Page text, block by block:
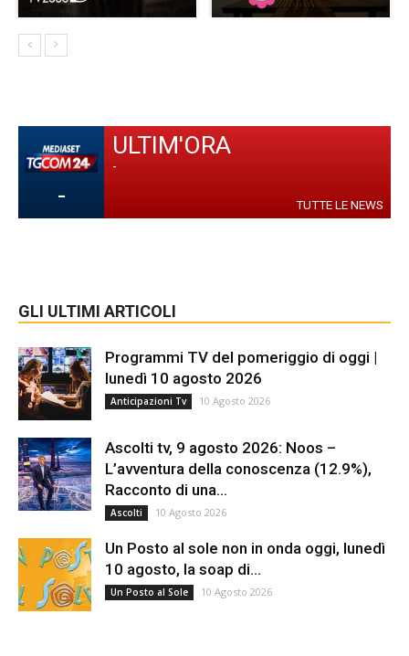
-
ULTIM'ORA
-
TUTTE LE NEWS
GLI ULTIMI ARTICOLI
Programmi TV del pomeriggio di oggi |
lunedì 10 agosto 2026
Anticipazioni Tv 10 Agosto 2026
Ascolti tv, 9 agosto 2026: Noos –
L’avventura della conoscenza (12.9%),
Racconto di una...
Ascolti 10 Agosto 2026
Un Posto al sole non in onda oggi, lunedì
10 agosto, la soap di...
Un Posto al Sole 10 Agosto 2026